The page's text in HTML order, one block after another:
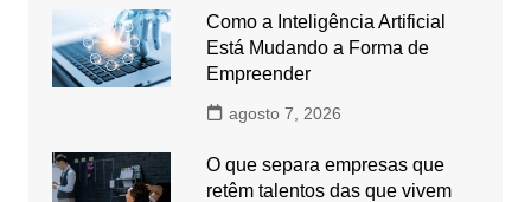
Como a Inteligência Artificial
Está Mudando a Forma de
Empreender
agosto 7, 2026
O que separa empresas que
retêm talentos das que vivem